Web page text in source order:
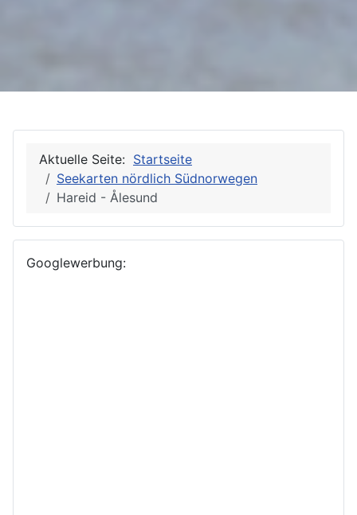
Aktuelle Seite: Startseite
Seekarten nördlich Südnorwegen
Hareid - Ålesund
Googlewerbung: